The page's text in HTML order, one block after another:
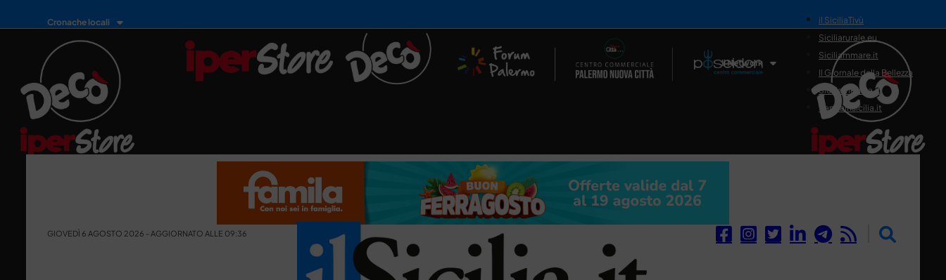
Cronache locali
Il Network
il SiciliaTivù
Siciliarurale.eu
Siciliammare.it
Il Giornale della Bellezza
Siciliamedica.it
Sanitainsicilia.it
GIOVEDÌ 6 AGOSTO 2026 - AGGIORNATO ALLE 09:36